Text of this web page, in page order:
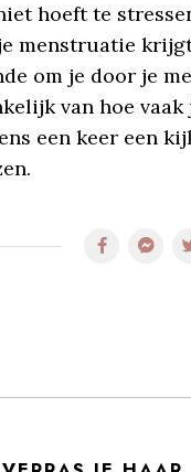
hoeft te
menstruatie
om je door je
van hoe vaak
een keer een